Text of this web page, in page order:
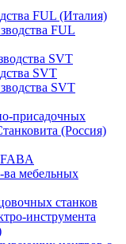
FUL (Италия)
FUL
SVT
SVT
SVT
присадочных
(Россия)
мебельных
станков
инструмента